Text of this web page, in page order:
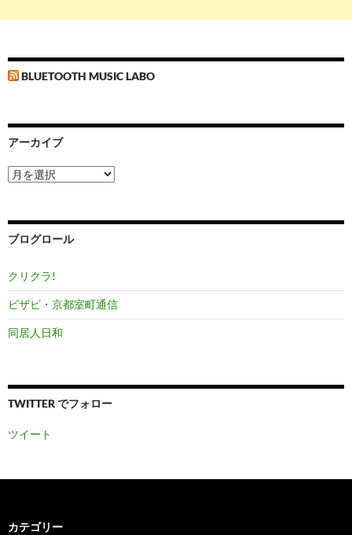
BLUETOOTH MUSIC LABO
アーカイブ
ア
ー
ブ
ブログロール
クリクラ!
ビザビ・京都室町通信
同居人日和
TWITTER でフォロー
ツイート
カテゴリー